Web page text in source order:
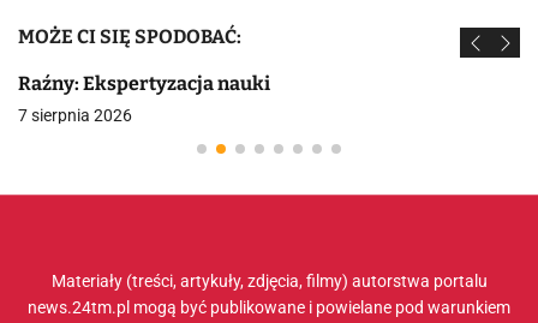
MOŻE CI SIĘ SPODOBAĆ:
Raźny: Ekspertyzacja nauki
7 sierpnia 2026
Materiały (treści, artykuły, zdjęcia, filmy) autorstwa portalu
news.24tm.pl mogą być publikowane i powielane pod warunkiem